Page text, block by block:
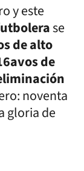
y este
se
de alto
de
noventa
gloria de